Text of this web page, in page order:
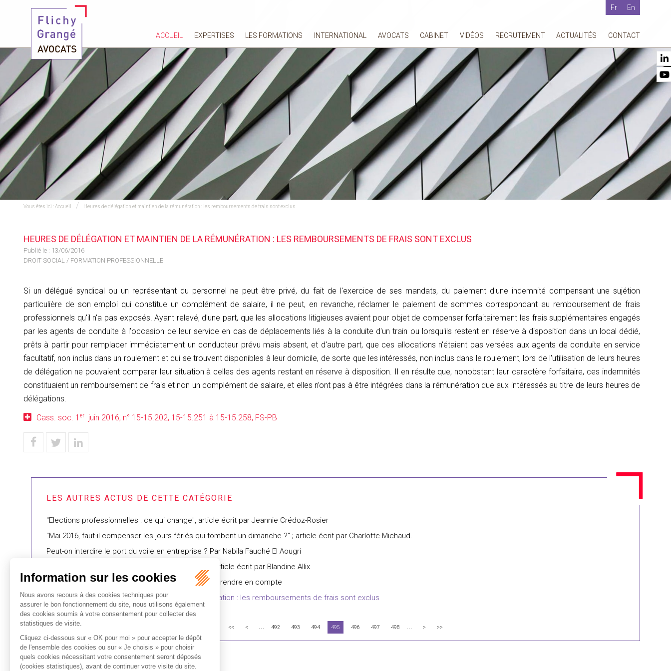
Fr En
ACCUEIL EXPERTISES LES FORMATIONS INTERNATIONAL AVOCATS CABINET VIDÉOS RECRUTEMENT ACTUALITÉS CONTACT
Vous êtes ici :Accueil Heures de délégation et maintien de la rémunération : les remboursements de frais sont exclus
HEURES DE DÉLÉGATION ET MAINTIEN DE LA RÉMUNÉRATION : LES REMBOURSEMENTS DE FRAIS SONT EXCLUS
Publié le : 13/06/2016
DROIT SOCIAL / FORMATION PROFESSIONNELLE
Si un délégué syndical ou un représentant du personnel ne peut être privé, du fait de l'exercice de ses mandats, du paiement d'une indemnité compensant une sujétion
particulière de son emploi qui constitue un complément de salaire, il ne peut, en revanche, réclamer le paiement de sommes correspondant au remboursement de frais
professionnels qu'il n'a pas exposés. Ayant relevé, d'une part, que les allocations litigieuses avaient pour objet de compenser forfaitairement les frais supplémentaires engagés
par les agents de conduite à l'occasion de leur service en cas de déplacements liés à la conduite d'un train ou lorsqu'ils restent en réserve à disposition dans un local dédié,
prêts à partir pour remplacer immédiatement un conducteur prévu mais absent, et d'autre part, que ces allocations n'étaient pas versées aux agents de conduite en service
facultatif, non inclus dans un roulement et qui se trouvent disponibles à leur domicile, de sorte que les intéressés, non inclus dans le roulement, lors de l'utilisation de leurs heures
de délégation ne pouvaient comparer leur situation à celles des agents restant en réserve à disposition. Il en résulte que, nonobstant leur caractère forfaitaire, ces indemnités
constituaient un remboursement de frais et non un complément de salaire, et elles n’ont pas à être intégrées dans la rémunération due aux intéressés au titre de leurs heures de
délégations.
Cass. soc. 1 er juin 2016, n° 15-15.202, 15-15.251 à 15-15.258, FS-PB
"Elections professionnelles : ce qui change"­, article écrit par Jeannie Crédoz-Rosier
"Mai 2016, faut-il compenser les jours fériés qui tombent un dimanche ?" ; article écrit par Charlotte Michaud.
Peut-on interdire le port du voile en entreprise ? Par Nabila Fauché El Aougri
Vidéosurveillance : le salarié peut-il s’y opposer ? article écrit par Blandine Allix
Budget du CE : précisions sur la masse salariale à prendre en compte
Heures de délégation et maintien de la rémunération : les remboursements de frais sont exclus
<< < ... 492 493 494 495 496 497 498 ... > >>